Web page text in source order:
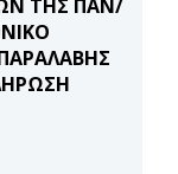
ΤΗΣ ΠΑΝ/